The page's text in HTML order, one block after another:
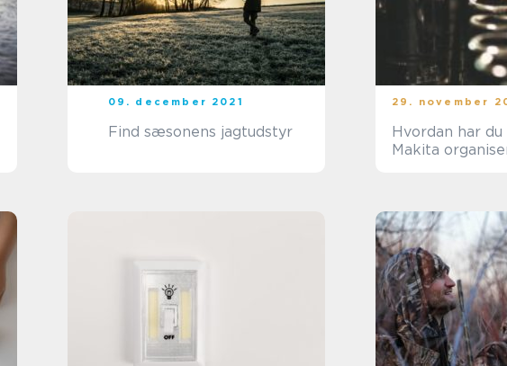
09. december 2021
Find sæsonens jagtudstyr
29. november
Hvordan har
Makita